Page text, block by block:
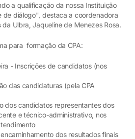
a qualificação da nossa Instituição
de diálogo", destaca a coordenadora
Ulbra, Jaqueline de Menezes Rosa.
para formação da CPA:
- Inscrições de candidatos (nos
das candidaturas (pela CPA
dos candidatos representantes dos
e técnico-administrativo, nos
dos resultados finais